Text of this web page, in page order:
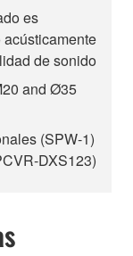
es
de sonido
and Ø35
(SPW-1)
DXS123)